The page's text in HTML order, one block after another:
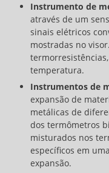
Instrumento de
através de um
sinais elétricos
mostradas no
temperatura.
Instrumentos de
expansão de
metálicas de
dos termômetros
misturados nos
específicos em
expansão.